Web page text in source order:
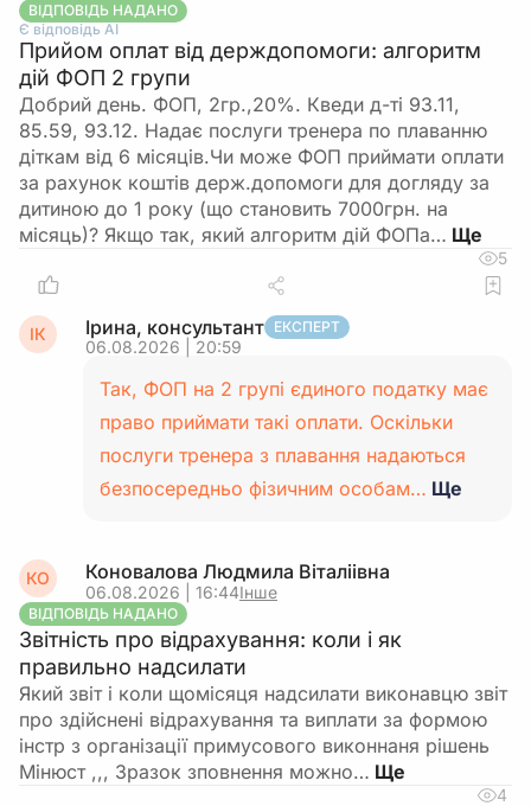
ВІДПОВІДЬ НАДАНО
Є відповідь АІ
Прийом оплат від держдопомоги: алгоритм
дій ФОП 2 групи
Добрий день. ФОП, 2гр.,20%. Кведи д-ті 93.11,
85.59, 93.12. Надає послуги тренера по плаванню
діткам від 6 місяців.Чи може ФОП приймати оплати
за рахунок коштів держ.допомоги для догляду за
дитиною до 1 року (що становить 7000грн. на
місяць)? Якщо так, який алгоритм дій ФОПа…
5
ІК Ірина, консультант ЕКСПЕРТ
06.08.2026 | 20:59
Так, ФОП на 2 групі єдиного податку має
право приймати такі оплати. Оскільки
послуги тренера з плавання надаються
безпосередньо фізичним особам… Ще
КО Коновалова Людмила Віталіівна
06.08.2026 | 16:44Інше
ВІДПОВІДЬ НАДАНО
Звітність про відрахування: коли і як
правильно надсилати
Який звіт і коли щомісяця надсилати виконавцю звіт
про здійснені відрахування та виплати за формою
інстр з організації примусового виконнаня рішень
Мінюст ,,, Зразок зповнення можно…
4